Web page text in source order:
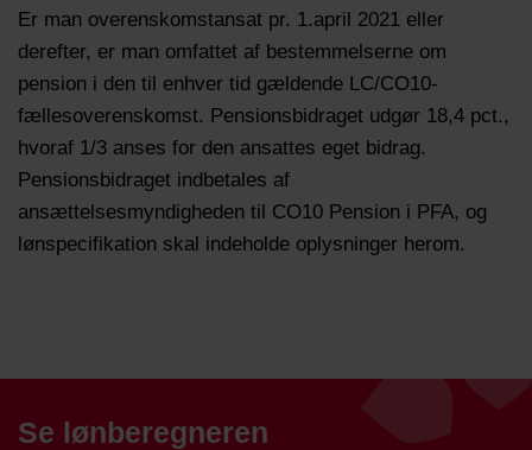
Er man overenskomstansat pr. 1.april 2021 eller
derefter, er man omfattet af bestemmelserne om
pension i den til enhver tid gældende LC/CO10-
fællesoverenskomst. Pensionsbidraget udgør 18,4 pct.,
hvoraf 1/3 anses for den ansattes eget bidrag.
Pensionsbidraget indbetales af
ansættelsesmyndigheden til CO10 Pension i PFA, og
lønspecifikation skal indeholde oplysninger herom.
Se lønberegneren